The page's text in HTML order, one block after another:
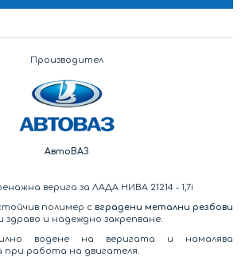
Производител
АвтоВАЗ
верига за ЛАДА НИВА 21214 - 1,7i
полимер с вградени метални резбови
здраво и надеждно закрепване.
водене на веригата и намалява
работа на двигателя.